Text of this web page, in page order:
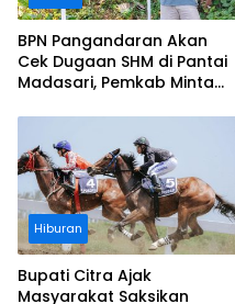
BPN Pangandaran Akan
Cek Dugaan SHM di Pantai
Madasari, Pemkab Minta
Hiburan
Bupati Citra Ajak
Masyarakat Saksikan